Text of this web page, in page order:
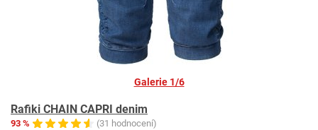
Galerie 1/6
Rafiki CHAIN CAPRI denim
93 %
(31 hodnocení)